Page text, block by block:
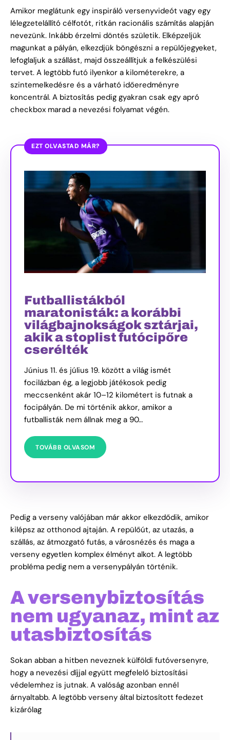
Amikor meglátunk egy inspiráló versenyvideót vagy egy
lélegzetelállító célfotót, ritkán racionális számítás alapján
nevezünk. Inkább érzelmi döntés születik. Elképzeljük
magunkat a pályán, elkezdjük böngészni a repülőjegyeket,
lefoglaljuk a szállást, majd összeállítjuk a felkészülési
tervet. A legtöbb futó ilyenkor a kilométerekre, a
szintemelkedésre és a várható időeredményre
koncentrál. A biztosítás pedig gyakran csak egy apró
checkbox marad a nevezési folyamat végén.
EZT OLVASTAD MÁR?
Futballistákból
maratonisták: a korábbi
világbajnokságok sztárjai,
akik a stoplist futócipőre
cserélték
Június 11. és július 19. között a világ ismét
focilázban ég, a legjobb játékosok pedig
meccsenként akár 10–12 kilométert is futnak a
focipályán. De mi történik akkor, amikor a
futballisták nem állnak meg a 90…
TOVÁBB OLVASOM
Pedig a verseny valójában már akkor elkezdődik, amikor
kilépsz az otthonod ajtaján. A repülőút, az utazás, a
szállás, az átmozgató futás, a városnézés és maga a
verseny egyetlen komplex élményt alkot. A legtöbb
probléma pedig nem a versenypályán történik.
A versenybiztosítás
nem ugyanaz, mint az
utasbiztosítás
Sokan abban a hitben neveznek külföldi futóversenyre,
hogy a nevezési díjjal együtt megfelelő biztosítási
védelemhez is jutnak. A valóság azonban ennél
árnyaltabb. A legtöbb verseny által biztosított fedezet
kizárólag